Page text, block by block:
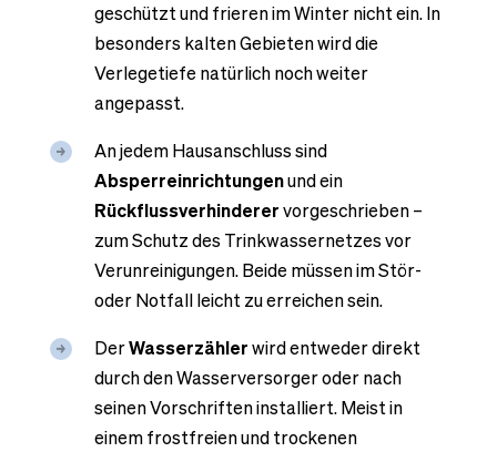
geschützt und frieren im Winter nicht ein. In
besonders kalten Gebieten wird die
Verlegetiefe natürlich noch weiter
angepasst.
An jedem Hausanschluss sind
Absperreinrichtungenund ein
Rückflussverhinderervorgeschrieben –
zum Schutz des Trinkwassernetzes vor
Verunreinigungen. Beide müssen im Stör-
oder Notfall leicht zu erreichen sein.
DerWasserzählerwird entweder direkt
durch den Wasserversorger oder nach
seinen Vorschriften installiert. Meist in
einem frostfreien und trockenen